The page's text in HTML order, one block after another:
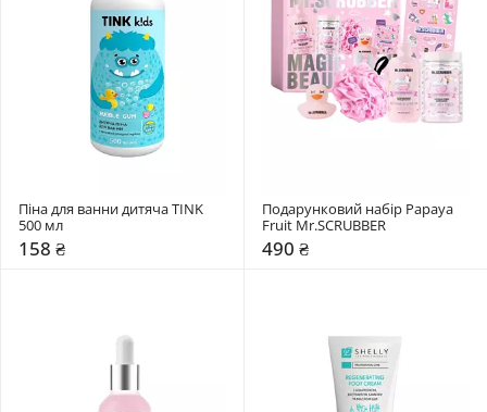
Піна для ванни дитяча TINK
500 мл
158 ₴
Подарунковий набір Papaya
Fruit Mr.SCRUBBER
490 ₴